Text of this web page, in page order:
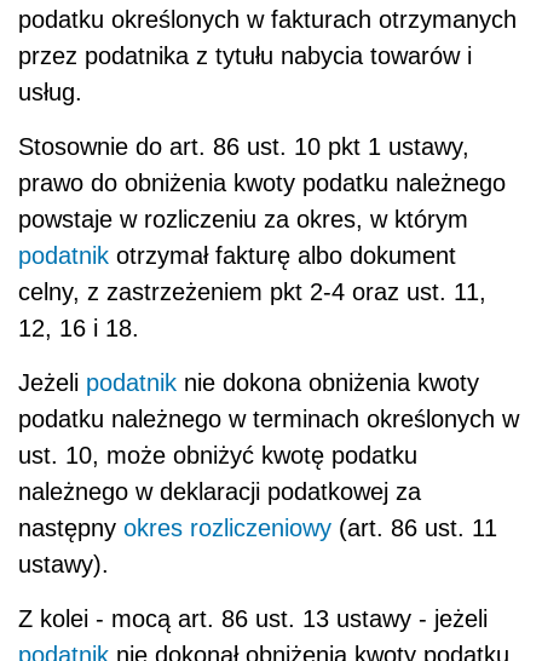
podatku określonych w fakturach otrzymanych
przez podatnika z tytułu nabycia towarów i
usług.
Stosownie do art. 86 ust. 10 pkt 1 ustawy,
prawo do obniżenia kwoty podatku należnego
powstaje w rozliczeniu za okres, w którym
podatnik otrzymał fakturę albo dokument
celny, z zastrzeżeniem pkt 2-4 oraz ust. 11,
12, 16 i 18.
Jeżeli podatnik nie dokona obniżenia kwoty
podatku należnego w terminach określonych w
ust. 10, może obniżyć kwotę podatku
należnego w deklaracji podatkowej za
następny okres rozliczeniowy (art. 86 ust. 11
ustawy).
Z kolei - mocą art. 86 ust. 13 ustawy - jeżeli
podatnik nie dokonał obniżenia kwoty podatku